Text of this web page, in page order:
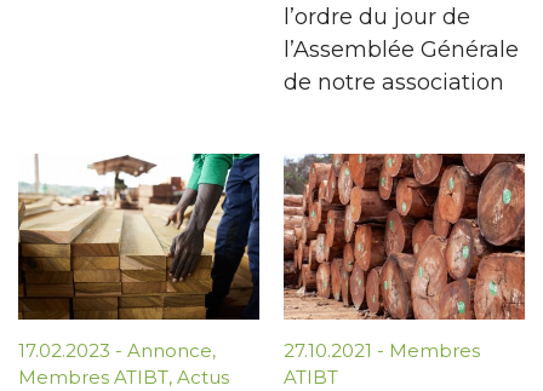
l’ordre du jour de
l’Assemblée Générale
de notre association
17.02.2023 - Annonce,
Membres ATIBT, Actus
27.10.2021 - Membres
ATIBT